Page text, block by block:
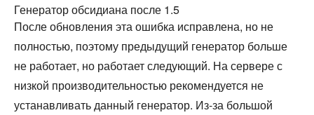
Генератор обсидиана после 1.5
После обновления эта ошибка исправлена, но не
полностью, поэтому предыдущий генератор больше
не работает, но работает следующий. На сервере с
низкой производительностью рекомендуется не
устанавливать данный генератор. Из-за большой